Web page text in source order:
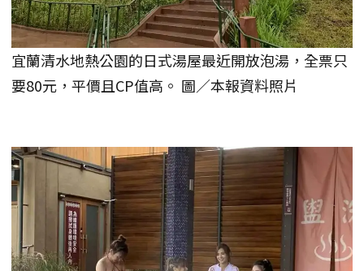
宜蘭清水地熱公園的日式湯屋最近開放泡湯，全票只
要80元，平價且CP值高。 圖／本報資料照片